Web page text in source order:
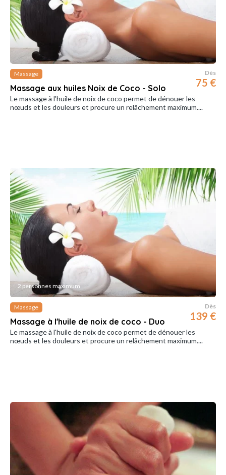
Massage
Massage aux huiles Noix de Coco - Solo
Dès
75 €
Le massage à l'huile de noix de coco permet de dénouer les
nœuds et les douleurs et procure un relâchement maximum....
2 personnes maximum
Massage
Massage à l'huile de noix de coco - Duo
Dès
139 €
Le massage à l'huile de noix de coco permet de dénouer les
nœuds et les douleurs et procure un relâchement maximum....